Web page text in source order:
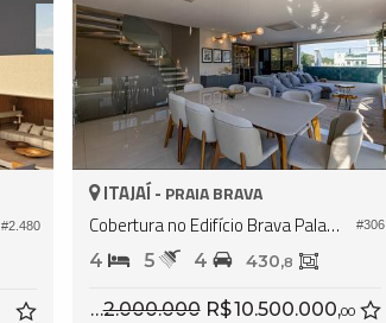
#2.480 #306
ITAJAÍ - PRAIA BRAVA
Cobertura no Edifício Brava Palace Residence
4 5 4 430,8
R$ 12.000.000 R$ 10.500.000,00